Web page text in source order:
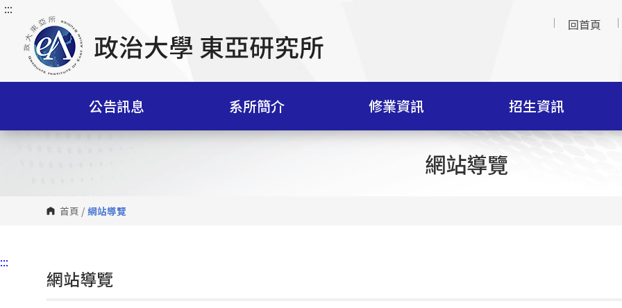
跳
內
塊
:::
回首頁
公告訊息 系所簡介 修業資訊 招生資訊
網站導覽
首頁 / 網站導覽
:::
網站導覽